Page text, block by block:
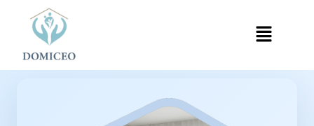
Accueil›Ménage à Domicile
Panneau de gestion des cookies